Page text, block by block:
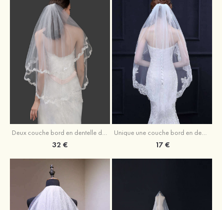
Deux couche bord en dentelle délicat tulle voile de mariée longueur bout des doigts
32 €
Unique une couche bord en dentelle tulle voile de mariée longueur bout des doigts
17 €